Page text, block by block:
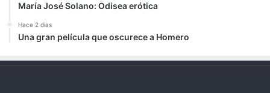
María José Solano: Odisea erótica
Hace 2 días
Una gran película que oscurece a Homero